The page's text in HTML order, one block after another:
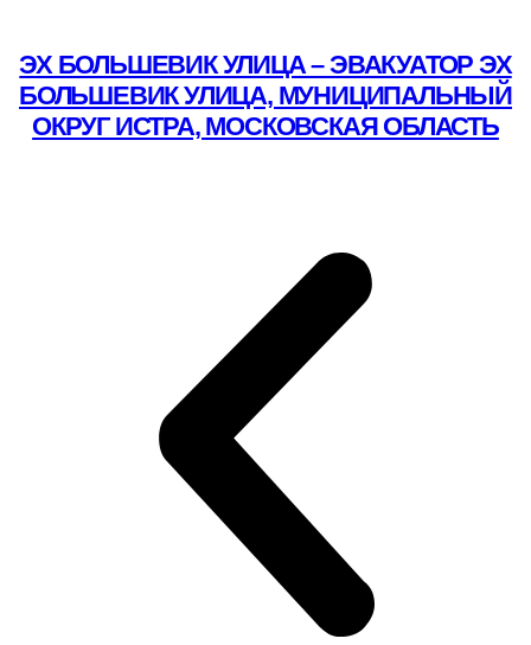
ЭХ БОЛЬШЕВИК УЛИЦА – ЭВАКУАТОР ЭХ
БОЛЬШЕВИК УЛИЦА, МУНИЦИПАЛЬНЫЙ
ОКРУГ ИСТРА, МОСКОВСКАЯ ОБЛАСТЬ